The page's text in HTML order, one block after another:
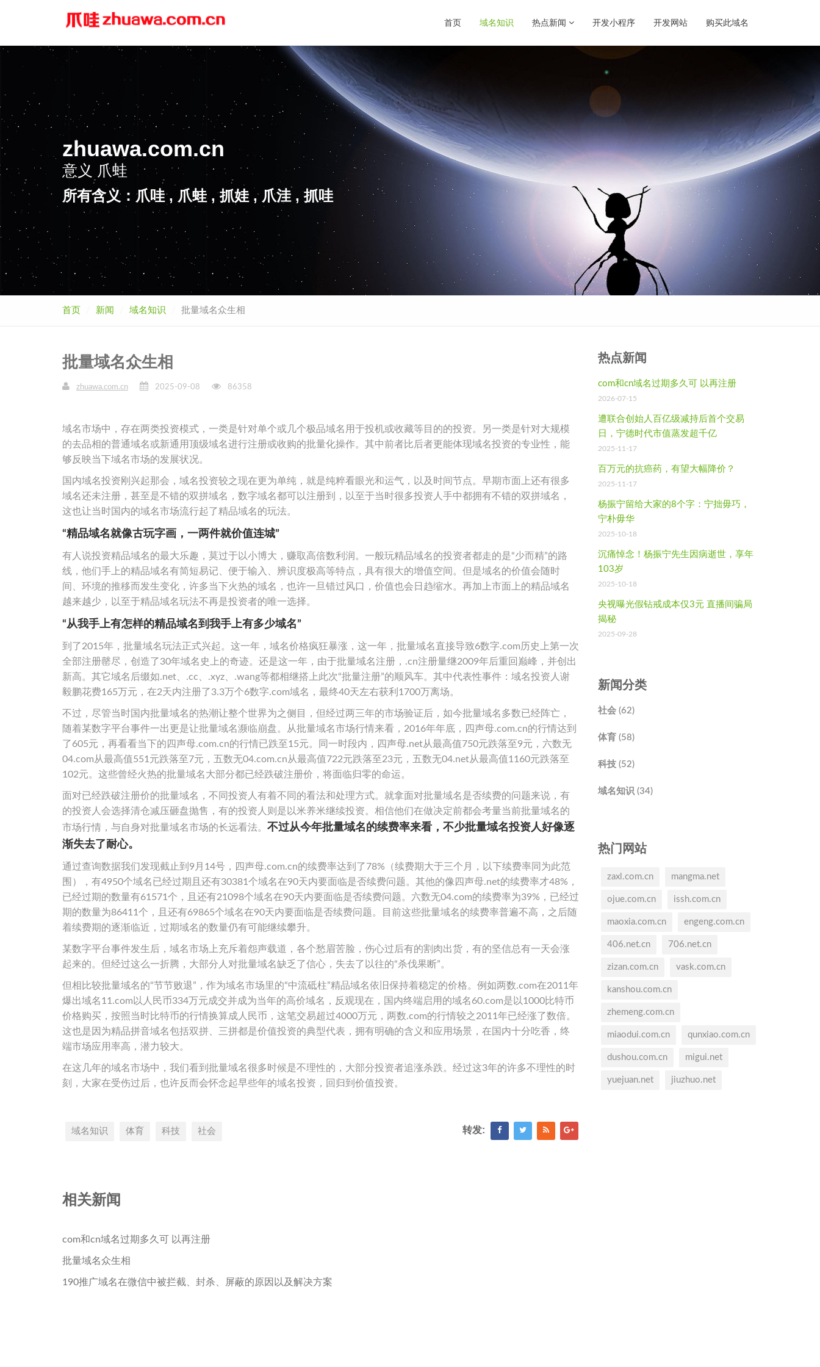
首页 域名知识 热点新闻 开发小程序 开发网站 购买此域名
zhuawa.com.cn
意义 爪蛙
所有含义：爪哇 , 爪蛙 , 抓娃 , 爪洼 , 抓哇
首页 新闻 域名知识 批量域名众生相
批量域名众生相
zhuawa.com.cn 2025-09-08 86358
域名市场中，存在两类投资模式，一类是针对单个或几个极品域名用于投机或收藏等目的的投资。另一类是针对大规模
的去品相的普通域名或新通用顶级域名进行注册或收购的批量化操作。其中前者比后者更能体现域名投资的专业性，能
够反映当下域名市场的发展状况。
国内域名投资刚兴起那会，域名投资较之现在更为单纯，就是纯粹看眼光和运气，以及时间节点。早期市面上还有很多
域名还未注册，甚至是不错的双拼域名，数字域名都可以注册到，以至于当时很多投资人手中都拥有不错的双拼域名，
这也让当时国内的域名市场流行起了精品域名的玩法。
“精品域名就像古玩字画，一两件就价值连城”
有人说投资精品域名的最大乐趣，莫过于以小博大，赚取高倍数利润。一般玩精品域名的投资者都走的是“少而精”的路
线，他们手上的精品域名有简短易记、便于输入、辨识度极高等特点，具有很大的增值空间。但是域名的价值会随时
间、环境的推移而发生变化，许多当下火热的域名，也许一旦错过风口，价值也会日趋缩水。再加上市面上的精品域名
越来越少，以至于精品域名玩法不再是投资者的唯一选择。
“从我手上有怎样的精品域名到我手上有多少域名”
到了2015年，批量域名玩法正式兴起。这一年，域名价格疯狂暴涨，这一年，批量域名直接导致6数字.com历史上第一次
全部注册罄尽，创造了30年域名史上的奇迹。还是这一年，由于批量域名注册，.cn注册量继2009年后重回巅峰，并创出
新高。其它域名后缀如.net、.cc、.xyz、.wang等都相继搭上此次“批量注册”的顺风车。其中代表性事件：域名投资人谢
毅鹏花费165万元，在2天内注册了3.3万个6数字.com域名，最终40天左右获利1700万离场。
不过，尽管当时国内批量域名的热潮让整个世界为之侧目，但经过两三年的市场验证后，如今批量域名多数已经阵亡，
随着某数字平台事件一出更是让批量域名濒临崩盘。从批量域名市场行情来看，2016年年底，四声母.com.cn的行情达到
了605元，再看看当下的四声母.com.cn的行情已跌至15元。同一时段内，四声母.net从最高值750元跌落至9元，六数无
04.com从最高值551元跌落至7元，五数无04.com.cn从最高值722元跌落至23元，五数无04.net从最高值1160元跌落至
102元。这些曾经火热的批量域名大部分都已经跌破注册价，将面临归零的命运。
面对已经跌破注册价的批量域名，不同投资人有着不同的看法和处理方式。就拿面对批量域名是否续费的问题来说，有
的投资人会选择清仓减压砸盘抛售，有的投资人则是以米养米继续投资。相信他们在做决定前都会考量当前批量域名的
市场行情，与自身对批量域名市场的长远看法。 不过从今年批量域名的续费率来看，不少批量域名投资人好像逐
渐失去了耐心。
通过查询数据我们发现截止到9月14号，四声母.com.cn的续费率达到了78%（续费期大于三个月，以下续费率同为此范
围），有4950个域名已经过期且还有30381个域名在90天内要面临是否续费问题。其他的像四声母.net的续费率才48%，
已经过期的数量有61571个，且还有21098个域名在90天内要面临是否续费问题。六数无04.com的续费率为39%，已经过
期的数量为86411个，且还有69865个域名在90天内要面临是否续费问题。目前这些批量域名的续费率普遍不高，之后随
着续费期的逐渐临近，过期域名的数量仍有可能继续攀升。
某数字平台事件发生后，域名市场上充斥着怨声载道，各个愁眉苦脸，伤心过后有的割肉出货，有的坚信总有一天会涨
起来的。但经过这么一折腾，大部分人对批量域名缺乏了信心，失去了以往的“杀伐果断”。
但相比较批量域名的“节节败退”，作为域名市场里的“中流砥柱”精品域名依旧保持着稳定的价格。例如两数.com在2011年
爆出域名11.com以人民币334万元成交并成为当年的高价域名，反观现在，国内终端启用的域名60.com是以1000比特币
价格购买，按照当时比特币的行情换算成人民币，这笔交易超过4000万元，两数.com的行情较之2011年已经涨了数倍。
这也是因为精品拼音域名包括双拼、三拼都是价值投资的典型代表，拥有明确的含义和应用场景，在国内十分吃香，终
端市场应用率高，潜力较大。
在这几年的域名市场中，我们看到批量域名很多时候是不理性的，大部分投资者追涨杀跌。经过这3年的许多不理性的时
刻，大家在受伤过后，也许反而会怀念起早些年的域名投资，回归到价值投资。
域名知识 体育 科技 社会 转发:
相关新闻
com和cn域名过期多久可 以再注册
批量域名众生相
190推广域名在微信中被拦截、封杀、屏蔽的原因以及解决方案
热点新闻
com和cn域名过期多久可 以再注册
2026-07-15
遭联合创始人百亿级减持后首个交易
日，宁德时代市值蒸发超千亿
2025-11-17
百万元的抗癌药，有望大幅降价？
2025-11-17
杨振宁留给大家的8个字：宁拙毋巧，
宁朴毋华
2025-10-18
沉痛悼念！杨振宁先生因病逝世，享年
103岁
2025-10-18
央视曝光假钻戒成本仅3元 直播间骗局
揭秘
2025-09-28
新闻分类
社会 (62)
体育 (58)
科技 (52)
域名知识 (34)
热门网站
zaxl.com.cn mangma.net
ojue.com.cn issh.com.cn
maoxia.com.cn engeng.com.cn
406.net.cn 706.net.cn
zizan.com.cn vask.com.cn
kanshou.com.cn
zhemeng.com.cn
miaodui.com.cn qunxiao.com.cn
dushou.com.cn migui.net
yuejuan.net jiuzhuo.net